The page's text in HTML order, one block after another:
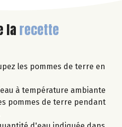
larecette
les pommes de terre en
à température ambiante
pommes de terre pendant